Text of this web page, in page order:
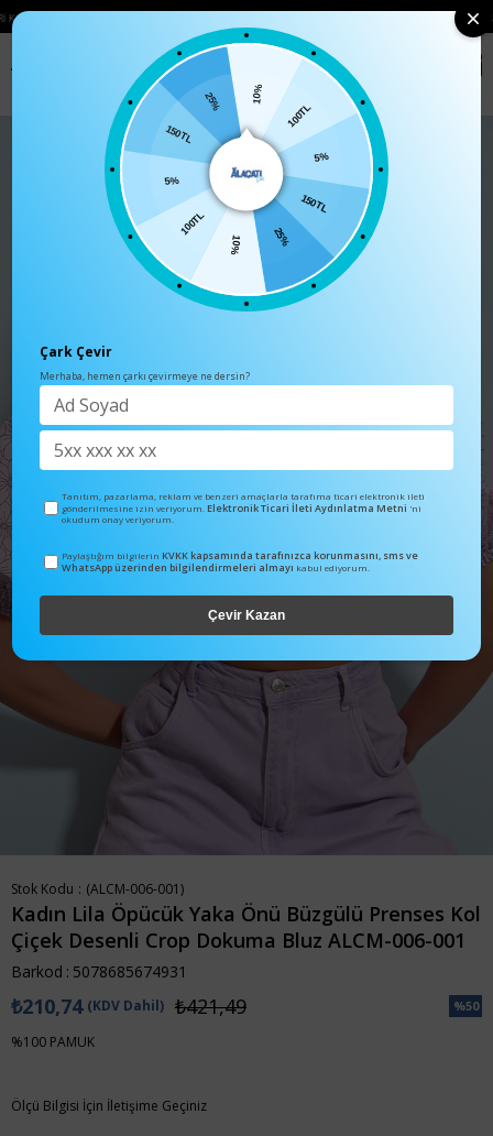
• 🛍️ YENI SEZON ÜRÜNLERINDE 2 ÜRÜN VE ÜZERI SIPARIŞLERDE
TÜM ÜRÜNLER
Stok Kodu (ALCM-006-001)
Kadın Lila Öpücük Yaka Önü Büzgülü Prenses Kol
Çiçek Desenli Crop Dokuma Bluz ALCM-006-001
Barkod : 5078685674931
%50
₺421,49
₺210,74 (KDV Dahil)
%100 PAMUK
Ölçü Bilgisi İçin İletişime Geçiniz
10% 100TL
5%
150TL
25%
10%
100TL
5%
150TL
25%
Çark Çevir
Merhaba, hemen çarkı çevirmeye ne dersin?
Tanıtım, pazarlama, reklam ve benzeri amaçlarla tarafıma ticari elektronik ileti
gönderilmesine izin veriyorum.Elektronik Ticari İleti Aydınlatma Metni 'ni
okudum onay veriyorum.
Paylaştığım bilgilerin KVKK kapsamında tarafınızca korunmasını, sms ve
WhatsApp üzerinden bilgilendirmeleri almayı kabul ediyorum.
Çevir Kazan